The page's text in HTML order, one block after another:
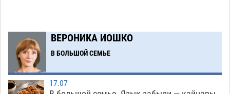
в музее Пушкина в Москве
06.08 247
13:50
Мэрия Астрахани переводит городские
зеленые зоны на автоматический полив
ВЕРОНИКА ИОШКО
В БОЛЬШОЙ СЕМЬЕ
17.07